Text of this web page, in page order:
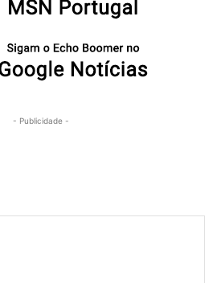
- Publicidade -